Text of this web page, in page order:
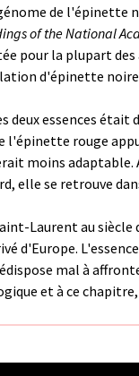
de l'épinette
of the National
pour la plupart
d'épinette
deux essences
l'épinette rouge
moins
elle se retrouve
Laurent au
d'Europe.
mal à
et à ce